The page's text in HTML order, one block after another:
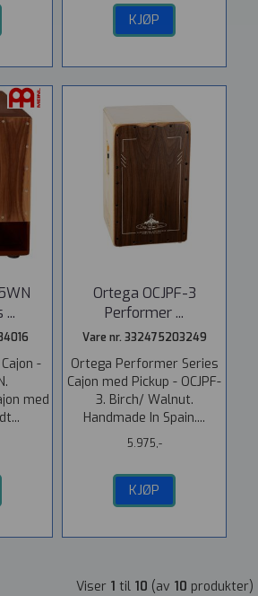
KJØP
...
-
med
Ortega OCJPF-3
Performer ...
Vare nr. 332475203249
Ortega Performer Series
Cajon med Pickup - OCJPF-
3. Birch/ Walnut.
Handmade In Spain....
5.975,-
KJØP
Viser 1 til 10 (av 10 produkter)